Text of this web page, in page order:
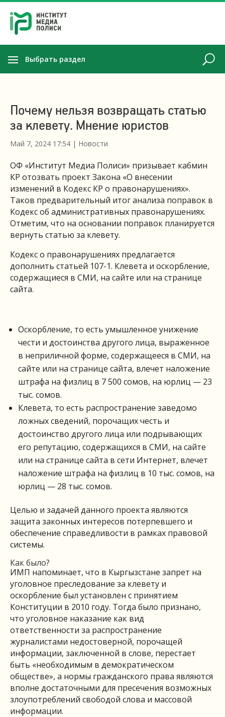
Выбрать раздел
Почему нельзя возвращать статью
за клевету. Мнение юристов
Май 7, 2024 17:54 | Новости
ОФ «Институт Медиа Полиси» призывает кабмин
КР отозвать проект Закона «О внесении
изменений в Кодекс КР о правонарушениях».
Таков предварительный итог анализа поправок в
Кодекс об административных правонарушениях.
Отметим, что на основании поправок планируется
вернуть статью за клевету.
Кодекс о правонарушениях предлагается
дополнить статьей 107-1. Клевета и оскорбление,
содержащиеся в СМИ, на сайте или на странице
сайта.
Оскорбление, то есть умышленное унижение
чести и достоинства другого лица, выраженное
в неприличной форме, содержащееся в СМИ, на
сайте или на странице сайта, влечет наложение
штрафа на физлиц в 7 500 сомов, на юрлиц — 23
тыс. сомов.
Клевета, то есть распространение заведомо
ложных сведений, порочащих честь и
достоинство другого лица или подрывающих
его репутацию, содержащихся в СМИ, на сайте
или на странице сайта в сети Интернет, влечет
наложение штрафа на физлиц в 10 тыс. сомов, на
юрлиц — 28 тыс. сомов.
Целью и задачей данного проекта являются
защита законных интересов потерпевшего и
обеспечение справедливости в рамках правовой
системы.
Как было?
ИМП напоминает, что в Кыргызстане запрет на
уголовное преследование за клевету и
оскорбление был установлен с принятием
Конституции в 2010 году. Тогда было признано,
что уголовное наказание как вид
ответственности за распространение
журналистами недостоверной, порочащей
информации, заключенной в слове, перестает
быть «необходимым в демократическом
обществе», а нормы гражданского права являются
вполне достаточными для пресечения возможных
злоупотреблений свободой слова и массовой
информации.